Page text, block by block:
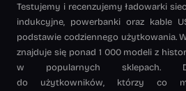
Testujemy i recenzujemy ładowarki
indukcyjne, powerbanki oraz kable
podstawie codziennego użytkowania.
znajduje się ponad 1 000 modeli z
w popularnych sklepach.
do użytkowników, którzy co